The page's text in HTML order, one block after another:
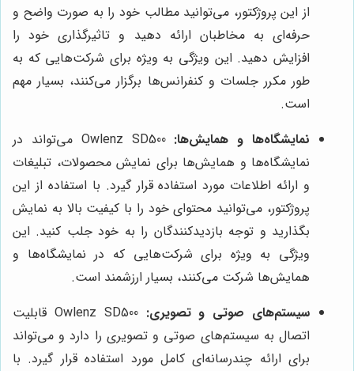
از این پروژکتور، می‌توانید مطالب خود را به صورت واضح و
حرفه‌ای به مخاطبان ارائه دهید و تاثیرگذاری خود را
افزایش دهید. این ویژگی به ویژه برای شرکت‌هایی که به
طور مکرر جلسات و کنفرانس‌ها برگزار می‌کنند، بسیار مهم
است.
نمایشگاه‌ها و همایش‌ها:
Owlenz SD500 می‌تواند در
نمایشگاه‌ها و همایش‌ها برای نمایش محصولات، تبلیغات
و ارائه اطلاعات مورد استفاده قرار گیرد. با استفاده از این
پروژکتور، می‌توانید محتوای خود را با کیفیت بالا به نمایش
بگذارید و توجه بازدیدکنندگان را به خود جلب کنید. این
ویژگی به ویژه برای شرکت‌هایی که در نمایشگاه‌ها و
همایش‌ها شرکت می‌کنند، بسیار ارزشمند است.
سیستم‌های صوتی و تصویری:
Owlenz SD500 قابلیت
اتصال به سیستم‌های صوتی و تصویری را دارد و می‌تواند
برای ارائه چندرسانه‌ای کامل مورد استفاده قرار گیرد. با